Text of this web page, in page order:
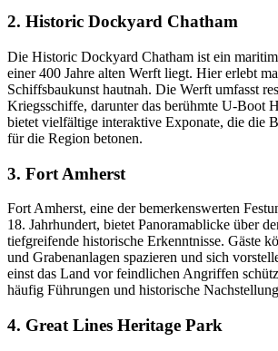
2. Historic Dockyard Chatham
Die Historic Dockyard Chatham ist ein
einer 400 Jahre alten Werft liegt. Hier erlebt
Schiffsbaukunst hautnah. Die Werft umfasst
Kriegsschiffe, darunter das berühmte U-Boot
bietet vielfältige interaktive Exponate, die die
für die Region betonen.
3. Fort Amherst
Fort Amherst, eine der bemerkenswerten
18. Jahrhundert, bietet Panoramablicke über
tiefgreifende historische Erkenntnisse. Gäste
und Grabenanlagen spazieren und sich
einst das Land vor feindlichen Angriffen
häufig Führungen und historische
4. Great Lines Heritage Park